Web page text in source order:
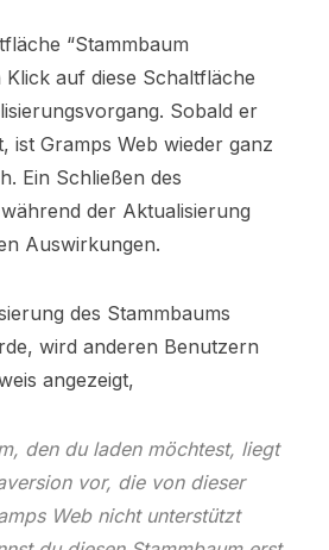
“Stammbaum
Klick auf diese Schaltfläche
Sobald er
ist Gramps Web wieder ganz
Ein Schließen des
der Aktualisierung
Auswirkungen.
des Stammbaums
wird anderen Benutzern
angezeigt,
den du laden möchtest, liegt
vor, die von dieser
Web nicht unterstützt